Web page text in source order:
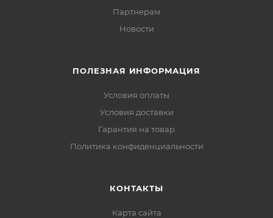
Партнерам
Новости
ПОЛЕЗНАЯ ИНФОРМАЦИЯ
Условия оплаты
Условия доставки
Гарантия на товар
Политика конфиденциальности
КОНТАКТЫ
Карта сайта